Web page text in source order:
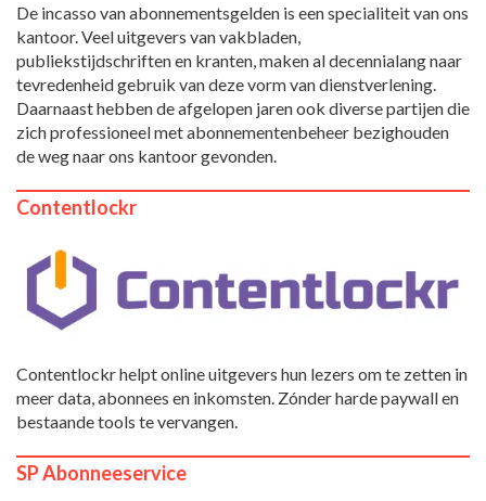
De incasso van abonnementsgelden is een specialiteit van ons
kantoor. Veel uitgevers van vakbladen,
publiekstijdschriften en kranten, maken al decennialang naar
tevredenheid gebruik van deze vorm van dienstverlening.
Daarnaast hebben de afgelopen jaren ook diverse partijen die
zich professioneel met abonnementenbeheer bezighouden
de weg naar ons kantoor gevonden.
Contentlockr
Contentlockr helpt online uitgevers hun lezers om te zetten in
meer data, abonnees en inkomsten. Zónder harde paywall en
bestaande tools te vervangen.
SP Abonneeservice